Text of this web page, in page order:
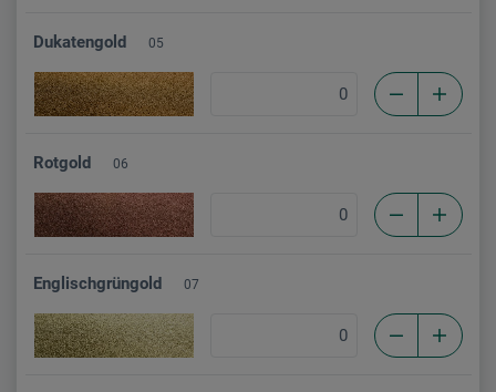
Dukatengold 05
Rotgold 06
Englischgrüngold 07